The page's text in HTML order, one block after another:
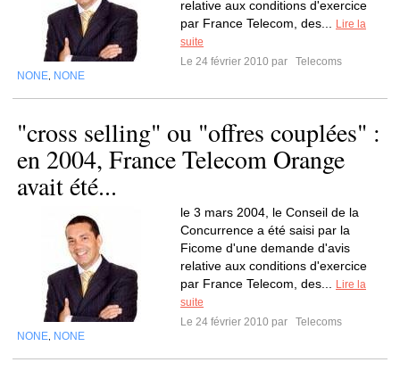
relative aux conditions d'exercice
par France Telecom, des...
Lire la
suite
Le 24 février 2010 par
Telecoms
NONE NONE
"cross selling" ou "offres couplées" :
en 2004, France Telecom Orange
avait été...
le 3 mars 2004, le Conseil de la
Concurrence a été saisi par la
Ficome d'une demande d'avis
relative aux conditions d'exercice
par France Telecom, des...
Lire la
suite
Le 24 février 2010 par
Telecoms
NONE NONE